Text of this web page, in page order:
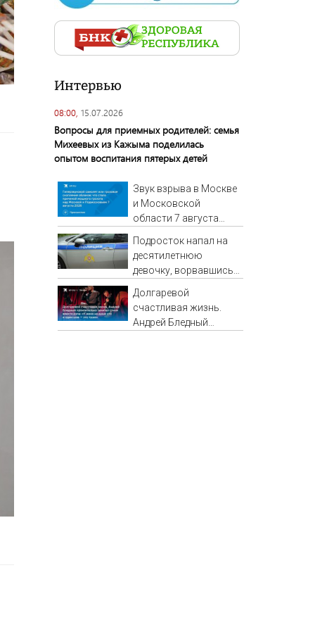
Интервью
08:00, 15.07.2026
Вопросы для приемных родителей: семья
Михеевых из Кажыма поделилась
опытом воспитания пятерых детей
Звук взрыва в Москве
и Московской
области 7 августа
источник, откуда был
громкий хлопок
Подросток напал на
десятилетнюю
девочку, ворвавшись в
Долгаревой
счастливая жизнь.
Андрей Бледный